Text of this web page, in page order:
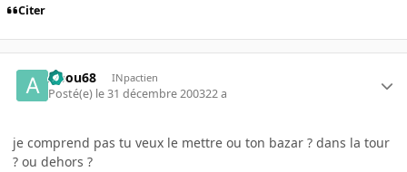
Citer
Apou68 INpactien
Posté(e) le 31 décembre 200322 a
je comprend pas tu veux le mettre ou ton bazar ? dans la tour
? ou dehors ?